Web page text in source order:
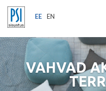
EE EN
VAHVAD